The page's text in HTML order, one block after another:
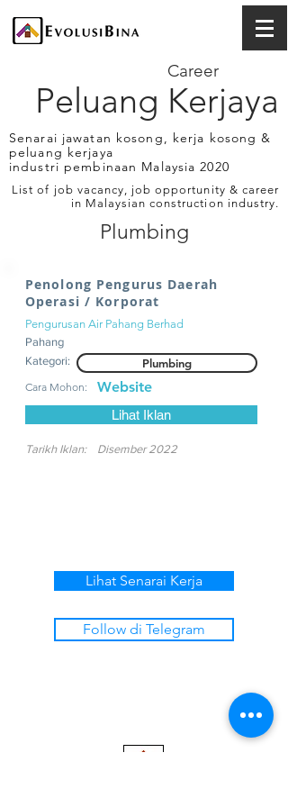
Peluang Kerjaya
Career
Senarai jawatan kosong, kerja kosong &
peluang kerjaya
industri pembinaan Malaysia 2020
List of job vacancy, job opportunity & career
in Malaysian construction industry.
Plumbing
Penolong Pengurus Daerah
Operasi / Korporat
Pengurusan Air Pahang Berhad
Pahang
Kategori:
Plumbing
Cara Mohon: Website
Lihat Iklan
Tarikh Iklan: Disember 2022
Lihat Senarai Kerja
Follow di Telegram